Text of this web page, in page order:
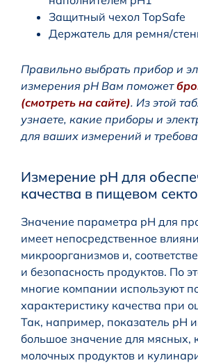
Защитный чехол TopSafe
Держатель для ремня/
Правильно выбрать прибор и
измерения pH Вам поможет
(смотреть на сайте). Из этой
узнаете, какие приборы и
для ваших измерений и
Измерение pH для
качества в пищевом
Значение параметра pH для
имеет непосредственное
микроорганизмов и,
и безопасность продуктов. По
многие компании используют
характеристику качества при
Так, например, показатель pH
большое значение для мясных,
молочных продуктов и